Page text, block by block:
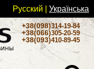
Русский Українськa
+38(098)314-19-84
+38(066)305-20-59
+38(093)410-89-45